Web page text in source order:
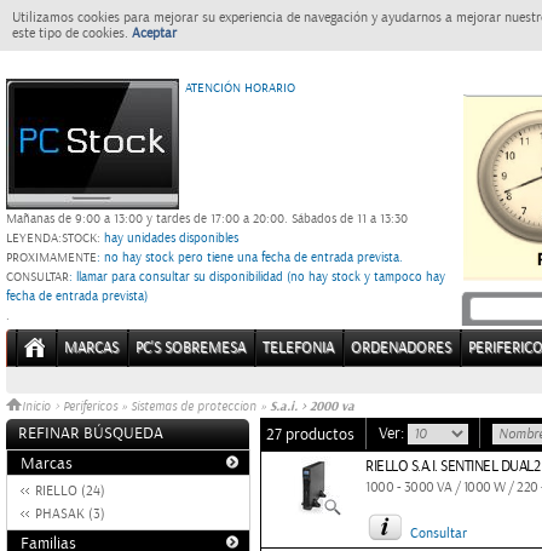
Utilizamos cookies para mejorar su experiencia de navegación y ayudarnos a mejorar
este tipo de cookies. Aceptar
ATENCIÓN HORARIO
Mañanas de 9:00 a 13:00 y tardes de 17:00 a 20:00. Sábados de 11 a 13:30
LEYENDA:STOCK: hay unidades disponibles
PROXIMAMENTE: no hay stock pero tiene una fecha de entrada prevista.
CONSULTAR: llamar para consultar su disponibilidad (no hay stock y tampoco hay
fecha de entrada prevista)
.
MARCAS PC'S SOBREMESA TELEFONIA ORDENADORES
Inicio > Perifericos » Sistemas de proteccion » S.a.i. > 2000 va
REFINAR BÚSQUEDA
Marcas
RIELLO (24)
PHASAK (3)
Familias
27 productos Ver:
RIELLO S.A.I. SENTINEL
1000 - 3000 VA / 1000 W / 220
Consultar